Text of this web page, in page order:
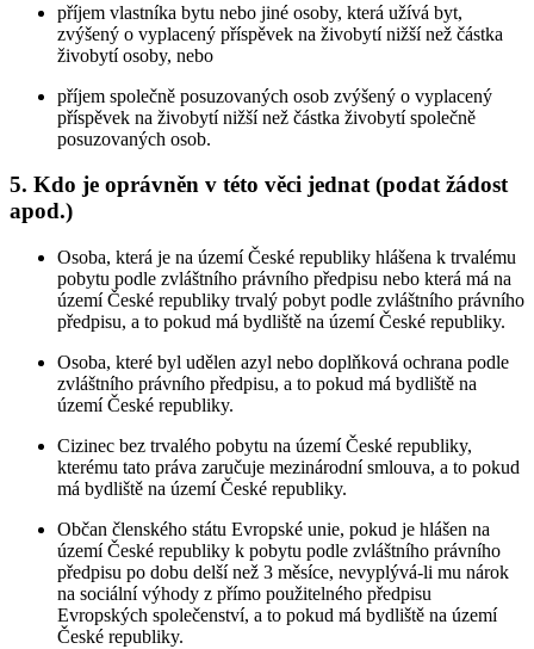
příjem vlastníka bytu nebo jiné osoby, která užívá byt,
zvýšený o vyplacený příspěvek na živobytí nižší než částka
živobytí osoby, nebo
příjem společně posuzovaných osob zvýšený o vyplacený
příspěvek na živobytí nižší než částka živobytí společně
posuzovaných osob.
5. Kdo je oprávněn v této věci jednat (podat žádost
apod.)
Osoba, která je na území České republiky hlášena k trvalému
pobytu podle zvláštního právního předpisu nebo která má na
území České republiky trvalý pobyt podle zvláštního právního
předpisu, a to pokud má bydliště na území České republiky.
Osoba, které byl udělen azyl nebo doplňková ochrana podle
zvláštního právního předpisu, a to pokud má bydliště na
území České republiky.
Cizinec bez trvalého pobytu na území České republiky,
kterému tato práva zaručuje mezinárodní smlouva, a to pokud
má bydliště na území České republiky.
Občan členského státu Evropské unie, pokud je hlášen na
území České republiky k pobytu podle zvláštního právního
předpisu po dobu delší než 3 měsíce, nevyplývá-li mu nárok
na sociální výhody z přímo použitelného předpisu
Evropských společenství, a to pokud má bydliště na území
České republiky.